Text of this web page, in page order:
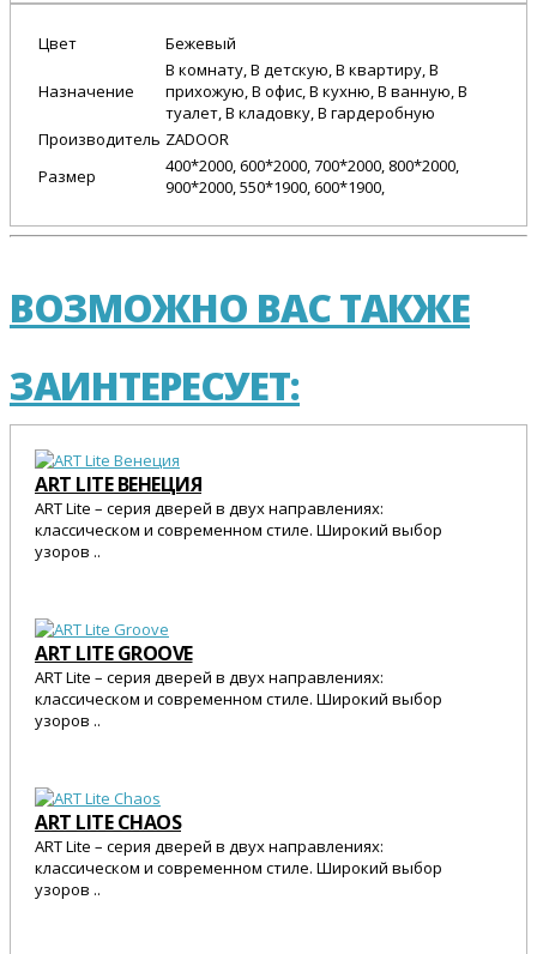
Цвет Бежевый
Назначение
В комнату, В детскую, В квартиру, В
прихожую, В офис, В кухню, В ванную, В
туалет, В кладовку, В гардеробную
Производитель ZADOOR
Размер
400*2000, 600*2000, 700*2000, 800*2000,
900*2000, 550*1900, 600*1900,
ВОЗМОЖНО ВАС ТАКЖЕ
ЗАИНТЕРЕСУЕТ:
ART LITE ВЕНЕЦИЯ
ART Lite – серия дверей в двух направлениях:
классическом и современном стиле. Широкий выбор
узоров ..
ART LITE GROOVE
ART Lite – серия дверей в двух направлениях:
классическом и современном стиле. Широкий выбор
узоров ..
ART LITE CHAOS
ART Lite – серия дверей в двух направлениях:
классическом и современном стиле. Широкий выбор
узоров ..